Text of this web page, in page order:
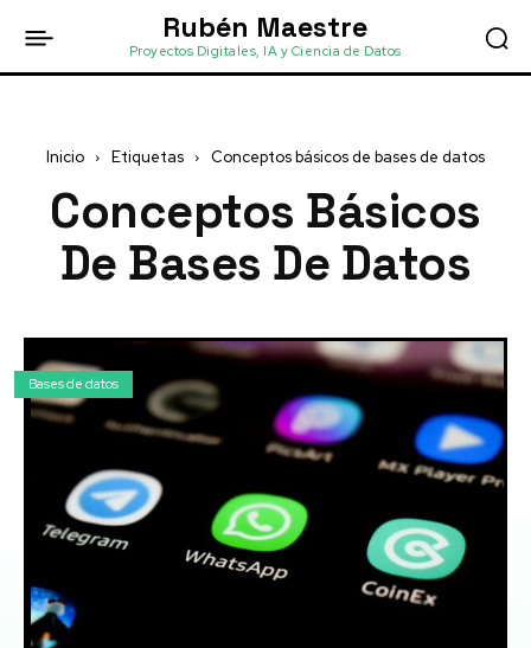
Rubén Maestre
Proyectos Digitales, IA y Ciencia de Datos
Inicio Etiquetas Conceptos básicos de bases de datos
Conceptos Básicos
De Bases De Datos
Bases de datos